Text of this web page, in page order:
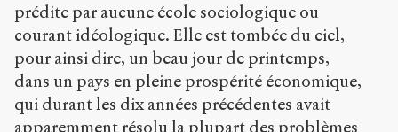
prédite par aucune école sociologique ou
courant idéologique. Elle est tombée du ciel,
pour ainsi dire, un beau jour de printemps,
dans un pays en pleine prospérité économique,
qui durant les dix années précédentes avait
apparemment résolu la plupart des problèmes